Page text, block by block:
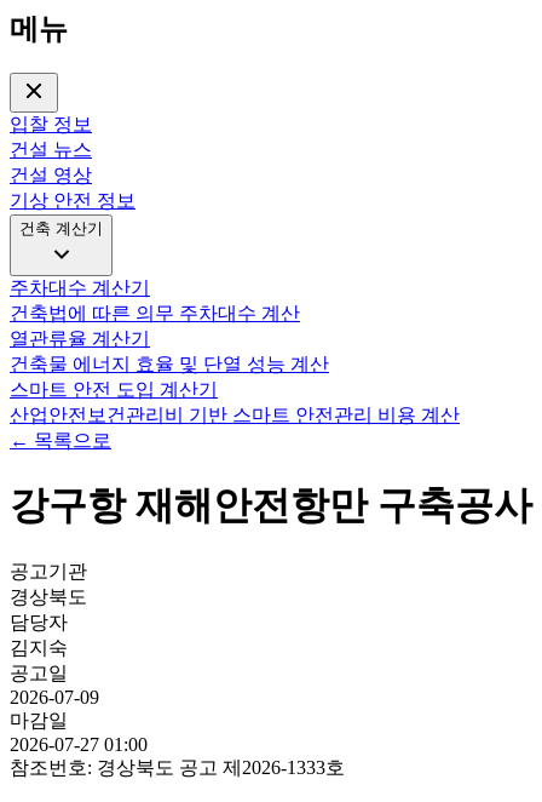
메뉴
입찰 정보
건설 뉴스
건설 영상
기상 안전 정보
건축 계산기
주차대수 계산기
건축법에 따른 의무 주차대수 계산
열관류율 계산기
건축물 에너지 효율 및 단열 성능 계산
스마트 안전 도입 계산기
산업안전보건관리비 기반 스마트 안전관리 비용 계산
← 목록으로
강구항 재해안전항만 구축공사
공고기관
경상북도
담당자
김지숙
공고일
2026-07-09
마감일
2026-07-27 01:00
참조번호: 경상북도 공고 제2026-1333호